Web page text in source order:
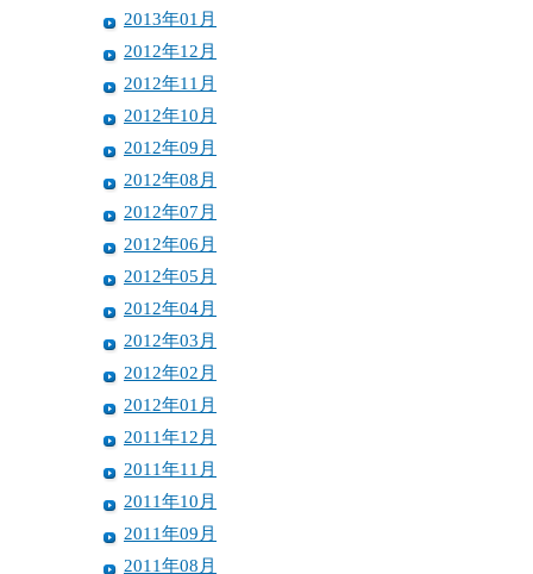
2013年01月
2012年12月
2012年11月
2012年10月
2012年09月
2012年08月
2012年07月
2012年06月
2012年05月
2012年04月
2012年03月
2012年02月
2012年01月
2011年12月
2011年11月
2011年10月
2011年09月
2011年08月